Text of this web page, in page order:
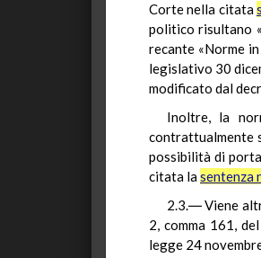
Corte nella citata
politico risultano
recante «Norme
legislativo 30
modificato dal
Inoltre, la
contrattualmente
possibilità di
citata lasentenza
2.3.― Viene
2, comma 161,
legge 24